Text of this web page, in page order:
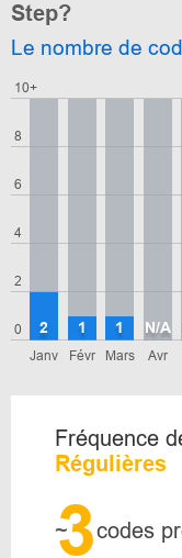
Step?
Le nombre de
0
2
4
6
8
10+
Janv
2
Févr
1
Mars
1
Avr
N/A
Fréquence
Régulières
~
3codes